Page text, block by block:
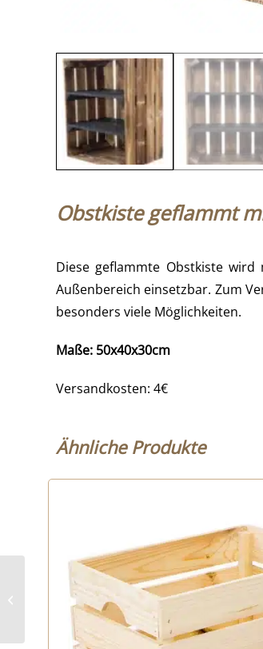
Obstkiste geflammt
Diese geflammte Obstkiste
Außenbereich einsetzbar. Zum
besonders viele Möglichkeiten.
Maße: 50x40x30cm
Versandkosten: 4€
Ähnliche Produkte
Weiße Kiste –
Adventskiste –
Dekokiste –